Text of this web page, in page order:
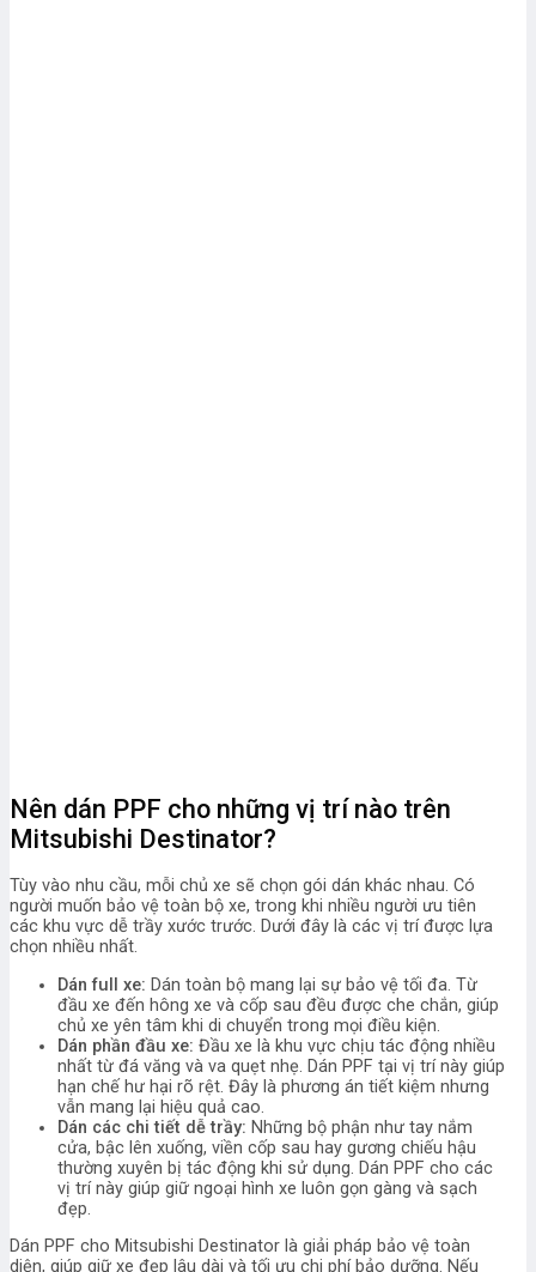
Nên dán PPF cho những vị trí nào trên
Mitsubishi Destinator?
Tùy vào nhu cầu, mỗi chủ xe sẽ chọn gói dán khác nhau. Có
người muốn bảo vệ toàn bộ xe, trong khi nhiều người ưu tiên
các khu vực dễ trầy xước trước. Dưới đây là các vị trí được lựa
chọn nhiều nhất.
Dán full xe: Dán toàn bộ mang lại sự bảo vệ tối đa. Từ
đầu xe đến hông xe và cốp sau đều được che chắn, giúp
chủ xe yên tâm khi di chuyển trong mọi điều kiện.
Dán phần đầu xe: Đầu xe là khu vực chịu tác động nhiều
nhất từ đá văng và va quẹt nhẹ. Dán PPF tại vị trí này giúp
hạn chế hư hại rõ rệt. Đây là phương án tiết kiệm nhưng
vẫn mang lại hiệu quả cao.
Dán các chi tiết dễ trầy: Những bộ phận như tay nắm
cửa, bậc lên xuống, viền cốp sau hay gương chiếu hậu
thường xuyên bị tác động khi sử dụng. Dán PPF cho các
vị trí này giúp giữ ngoại hình xe luôn gọn gàng và sạch
đẹp.
Dán PPF cho Mitsubishi Destinator là giải pháp bảo vệ toàn
diện, giúp giữ xe đẹp lâu dài và tối ưu chi phí bảo dưỡng. Nếu